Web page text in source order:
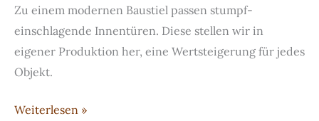
Zu einem modernen Baustiel passen stumpf-
einschlagende Innentüren. Diese stellen wir in
eigener Produktion her, eine Wertsteigerung für jedes
Objekt.
Stumpf-
Weiterlesen »